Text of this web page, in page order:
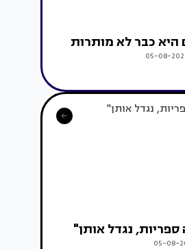
היא כבר לא מותרות
05-08-
נגדל אותן"
05-08-